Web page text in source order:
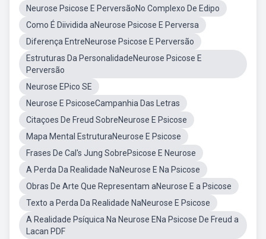
Neurose Psicose E PerversãoNo Complexo De Edipo
Como É Diividida aNeurose Psicose E Perversa
Diferença EntreNeurose Psicose E Perversão
Estruturas Da PersonalidadeNeurose Psicose E
Perversão
Neurose EPico SE
Neurose E PsicoseCampanhia Das Letras
Citaçoes De Freud SobreNeurose E Psicose
Mapa Mental EstruturaNeurose E Psicose
Frases De Cal's Jung SobrePsicose E Neurose
A Perda Da Realidade NaNeurose E Na Psicose
Obras De Arte Que Representam aNeurose E a Psicose
Texto a Perda Da Realidade NaNeurose E Psicose
A Realidade Psíquica Na Neurose ENa Psicose De Freud a
Lacan PDF